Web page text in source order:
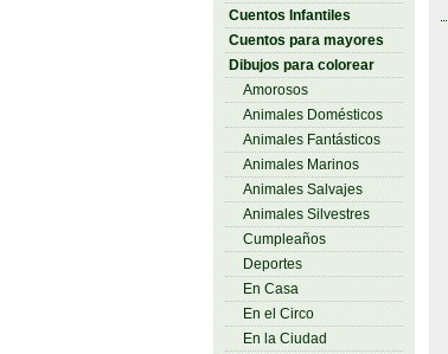
Cuentos Infantiles
Cuentos para mayores
Dibujos para colorear
Amorosos
Animales Domésticos
Animales Fantásticos
Animales Marinos
Animales Salvajes
Animales Silvestres
Cumpleaños
Deportes
En Casa
En el Circo
En la Ciudad